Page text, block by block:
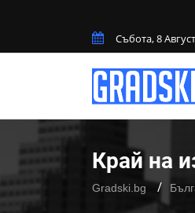
Събота, 8
Край на
Gradski.bg